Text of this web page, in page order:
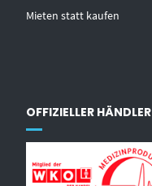
Mieten statt kaufen
OFFIZIELLER HÄNDLER